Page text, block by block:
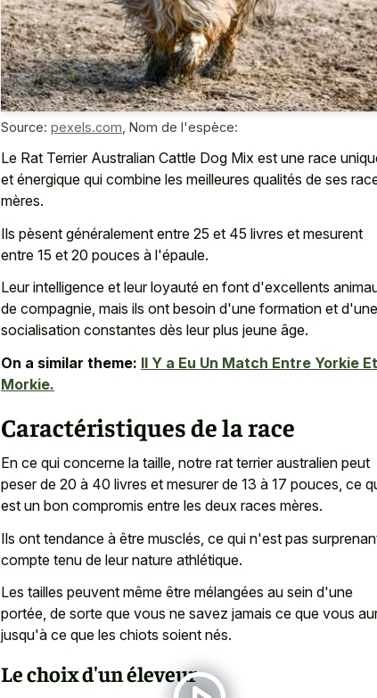
Source: pexels.com Nom de l'espèce:
Le Rat Terrier Australian Cattle Dog Mix est une race
et énergique qui combine les meilleures qualités de ses
mères.
Ils pèsent généralement entre 25 et 45 livres et mesurent
entre 15 et 20 pouces à l'épaule.
Leur intelligence et leur loyauté en font d'excellents
de compagnie, mais ils ont besoin d'une formation et d'une
socialisation constantes dès leur plus jeune âge.
On a similar theme: Il Y a Eu Un Match Entre Yorkie Et
Morkie.
Caractéristiques de la race
En ce qui concerne la taille, notre rat terrier australien peut
peser de 20 à 40 livres et mesurer de 13 à 17 pouces, ce
est un bon compromis entre les deux races mères.
Ils ont tendance à être musclés, ce qui n'est pas
compte tenu de leur nature athlétique.
Les tailles peuvent même être mélangées au sein d'une
portée, de sorte que vous ne savez jamais ce que vous
jusqu'à ce que les chiots soient nés.
Le choix d'un éleveur